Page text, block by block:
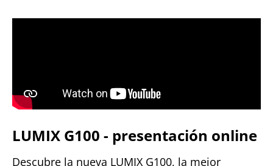
LUMIX G100 - presentación online
Descubre la nueva LUMIX G100, la mejor